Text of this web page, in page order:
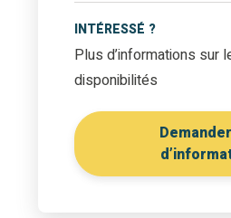
INTÉRESSÉ ?
Plus d’informations sur
disponibilités